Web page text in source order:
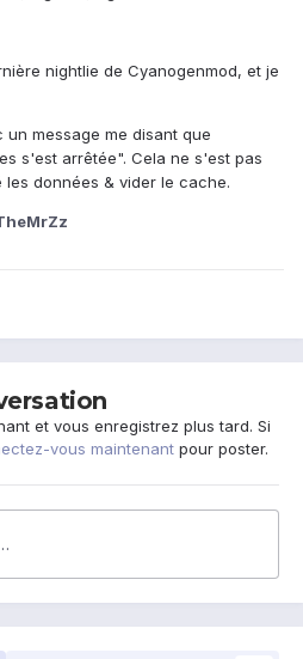
nightlie de Cyanogenmod, et je
message me disant que
s'est arrêtée". Cela ne s'est pas
données & vider le cache.
et vous enregistrez plus tard. Si
vous maintenant pour poster.